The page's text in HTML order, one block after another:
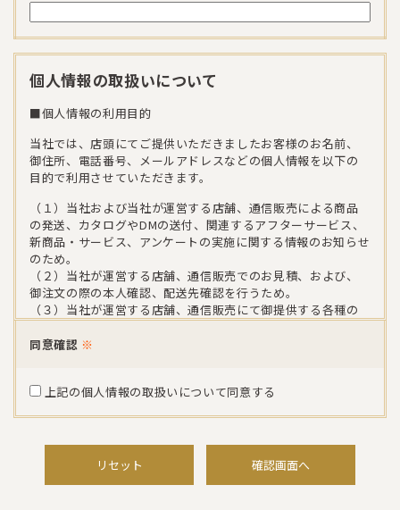
個人情報の取扱いについて
■個人情報の利用目的
当社では、店頭にてご提供いただきましたお客様のお名前、
御住所、電話番号、メールアドレスなどの個人情報を以下の
目的で利用させていただきます。
（１）当社および当社が運営する店舗、通信販売による商品
の発送、カタログやDMの送付、関連するアフターサービス、
新商品・サービス、アンケートの実施に関する情報のお知らせ
のため。
（２）当社が運営する店舗、通信販売でのお見積、および、
御注文の際の本人確認、配送先確認を行うため。
（３）当社が運営する店舗、通信販売にて御提供する各種の
商品・サービス情報に関するお問い合わせをいただいた際
に、その内容をお客様に確認するため。
（５）当社が運営する店舗、通信販売におけるアンケート、お
（６）当社が運営するメールマガジンへの登録を希望される
お客様および、既に会員登録されているお客様については、
同意確認 ※
上記の個人情報の取扱いについて同意する
リセット 確認画面へ